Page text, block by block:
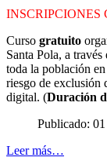
INSCRIPCIONES
Curso gratuito
Santa Pola, a
toda la población
riesgo de exclusión
digital. (Duración
Publicado:
Leer más…